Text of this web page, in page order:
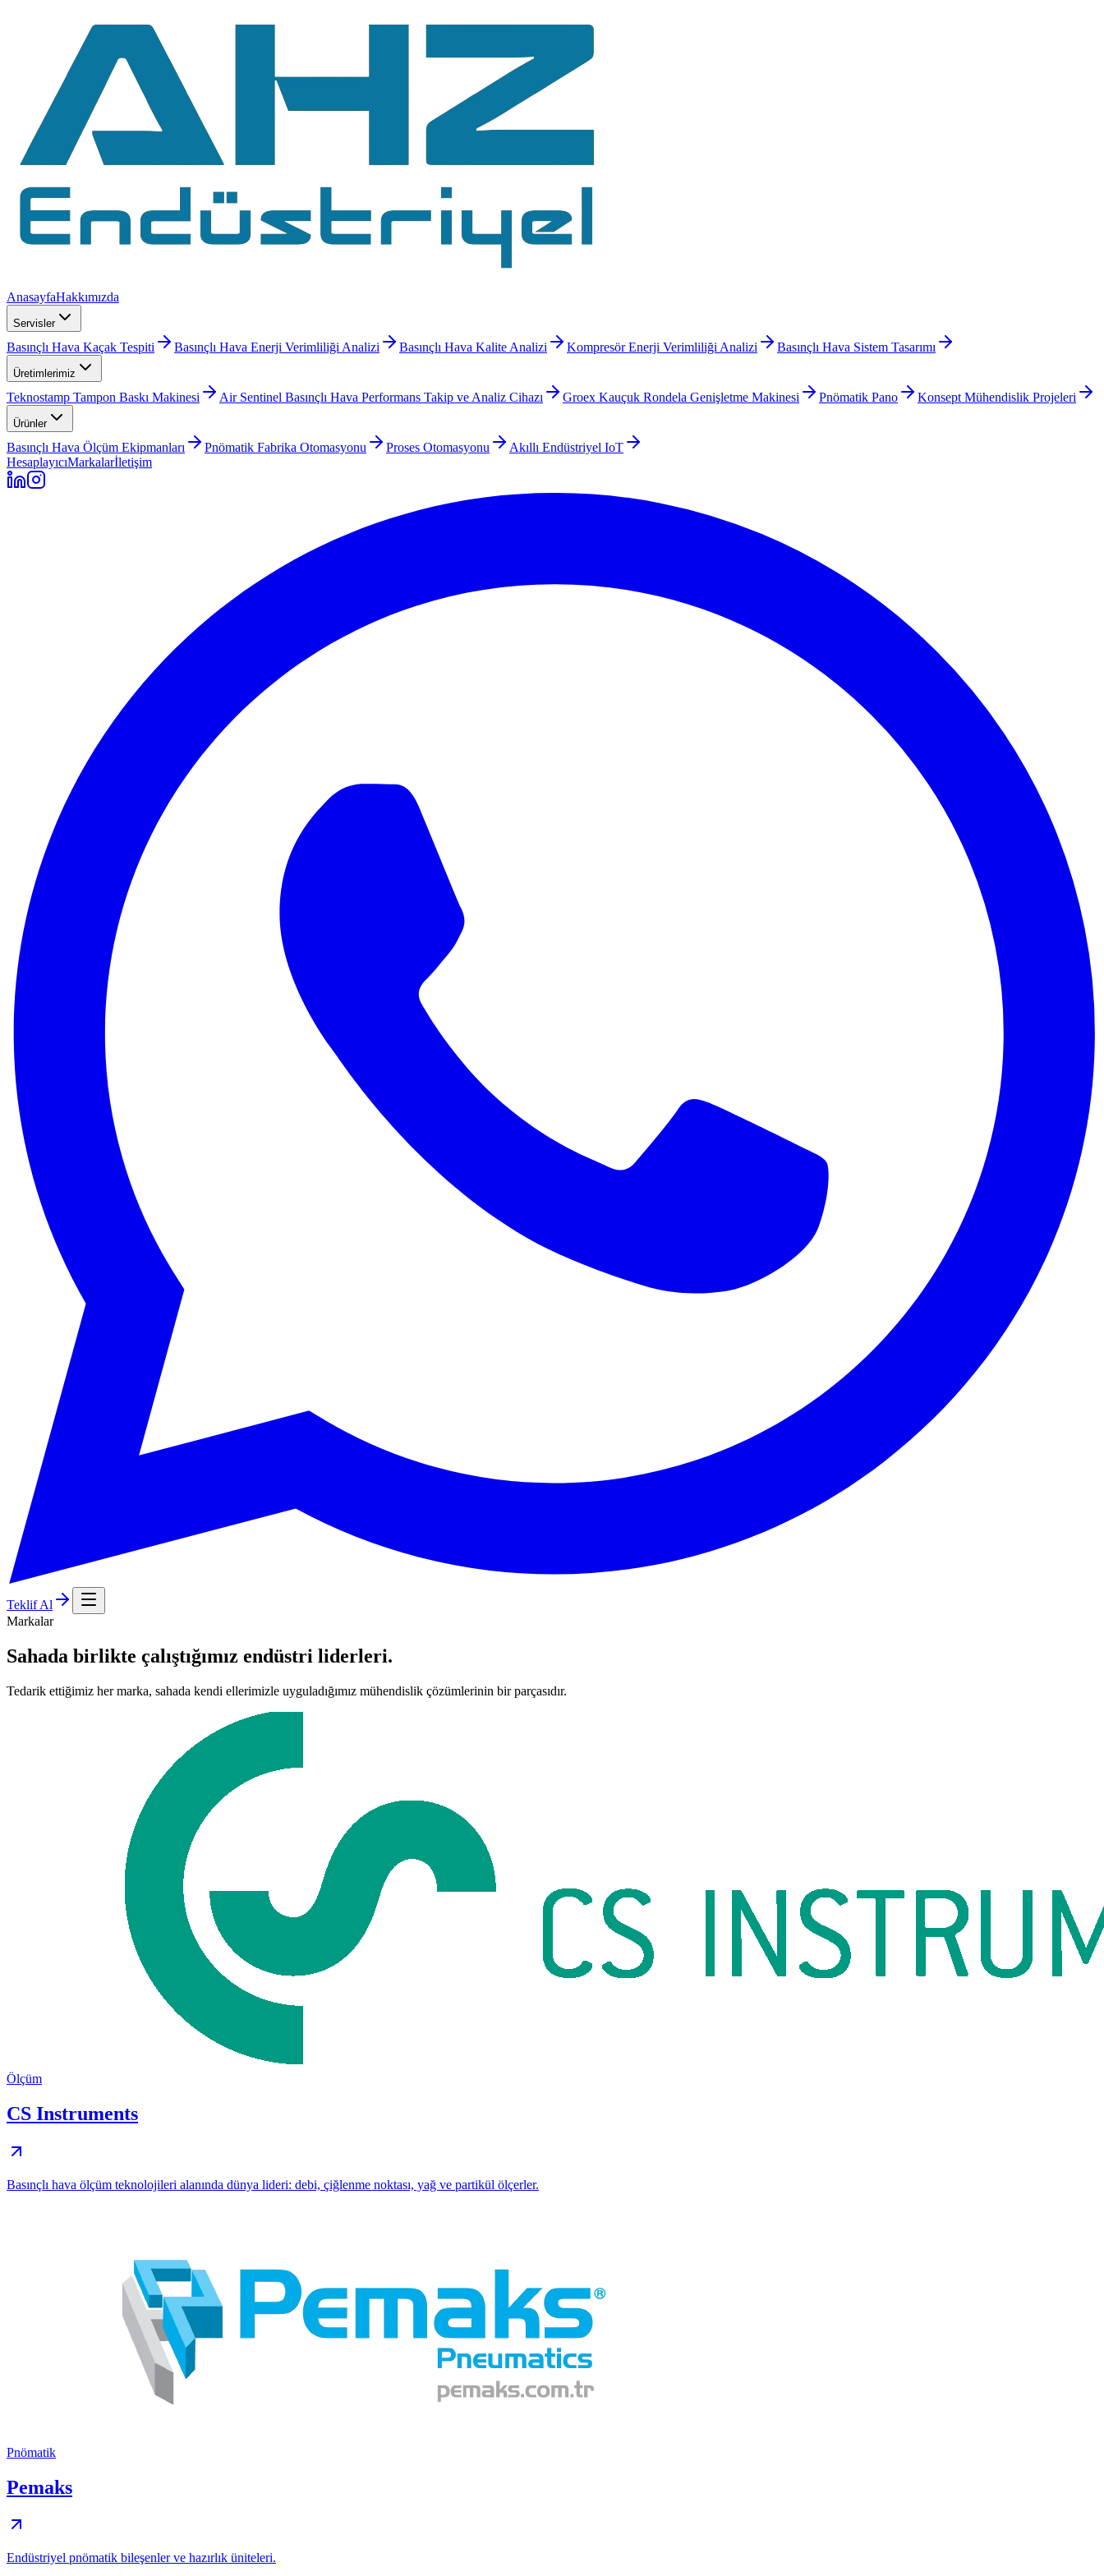
AnasayfaHakkımızda
Servisler
Basınçlı Hava Kaçak Tespiti Basınçlı Hava Enerji Verimliliği Analizi Basınçlı Hava Kalite Analizi Kompresör Enerji Verimliliği Analizi Basınçlı Hava Sistem Tasarımı
Üretimlerimiz
Teknostamp Tampon Baskı Makinesi Air Sentinel Basınçlı Hava Performans Takip ve Analiz Cihazı Groex Kauçuk Rondela Genişletme Makinesi Pnömatik Pano Konsept Mühendislik Projeleri
Ürünler
Basınçlı Hava Ölçüm Ekipmanları Pnömatik Fabrika Otomasyonu Proses Otomasyonu
Akıllı Endüstriyel IoT
HesaplayıcıMarkalarİletişim
Teklif Al
Markalar
Sahada birlikte çalıştığımız endüstri liderleri.
Tedarik ettiğimiz her marka, sahada kendi ellerimizle uyguladığımız mühendislik çözümlerinin bir parçasıdır.
Ölçüm
CS Instruments
Basınçlı hava ölçüm teknolojileri alanında dünya lideri: debi, çiğlenme noktası, yağ ve partikül ölçerler.
Pnömatik
Pemaks
Endüstriyel pnömatik bileşenler ve hazırlık üniteleri.